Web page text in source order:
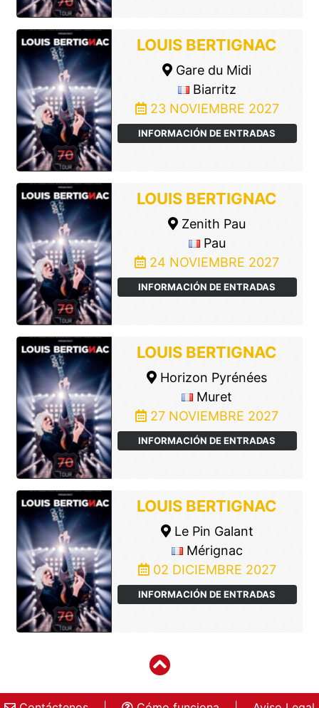
LOUIS BERTIGNAC
Gare du Midi
Biarritz
23 NOVIEMBRE 2027
INFORMACIÓN DE ENTRADAS
LOUIS BERTIGNAC
Zenith Pau
Pau
24 NOVIEMBRE 2027
INFORMACIÓN DE ENTRADAS
LOUIS BERTIGNAC
Horizon Pyrénées
Muret
27 NOVIEMBRE 2027
INFORMACIÓN DE ENTRADAS
LOUIS BERTIGNAC
Le Pin Galant
Mérignac
02 DICIEMBRE 2027
INFORMACIÓN DE ENTRADAS